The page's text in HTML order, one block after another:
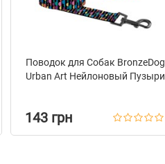
Поводок для Собак BronzeDog
Urban Art Нейлоновый Пузыри
143 грн